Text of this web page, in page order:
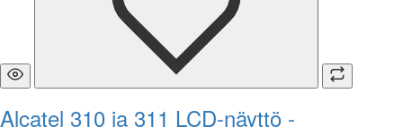
Alcatel 310 ja 311 LCD-näyttö -